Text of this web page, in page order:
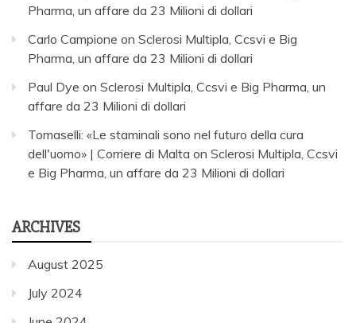
Pharma, un affare da 23 Milioni di dollari
Carlo Campione on Sclerosi Multipla, Ccsvi e Big
Pharma, un affare da 23 Milioni di dollari
Paul Dye on Sclerosi Multipla, Ccsvi e Big Pharma, un
affare da 23 Milioni di dollari
Tomaselli: «Le staminali sono nel futuro della cura
dell'uomo» | Corriere di Malta on Sclerosi Multipla, Ccsvi
e Big Pharma, un affare da 23 Milioni di dollari
ARCHIVES
August 2025
July 2024